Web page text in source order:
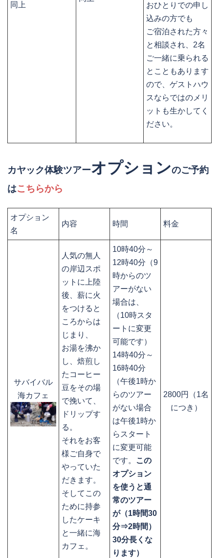
同上
おひとりでの申し
込みの方でも
ご宿泊された方々
と相談され、2名
ご一緒に乗られる
とこともあります
ので、ゲストハウ
スならではのメリ
ットも生かしてく
ださい。
カヤック体験ツアーオプションのご予約
はこちらから
オプション
名
内容 時間 料金
サバイバル
海カフェ
人気の無人
の岸辺スポ
ットに上陸
後、薪に火
をつけると
ころからは
じまり、
お湯を沸か
し、焙煎し
たコーヒー
豆をその場
で挽いて、
ドリップす
る。
それをお客
様ご自身で
やっていた
だきます。
そしてこの
ために持参
したケーキ
と一緒に海
カフェ。
10時40分～
12時40分（9
時からのツ
アーがない
場合は、
（10時スタ
ートに変更
可能です）
14時40分～
16時40分
（午後1時か
らのツアー
がない場合
は午後1時か
らスタート
に変更可能
です。
この
オプション
を使うと通
常のツアー
が（1時間30
分⇒2時間）
30分長くな
ります）
2800円（1名
につき）